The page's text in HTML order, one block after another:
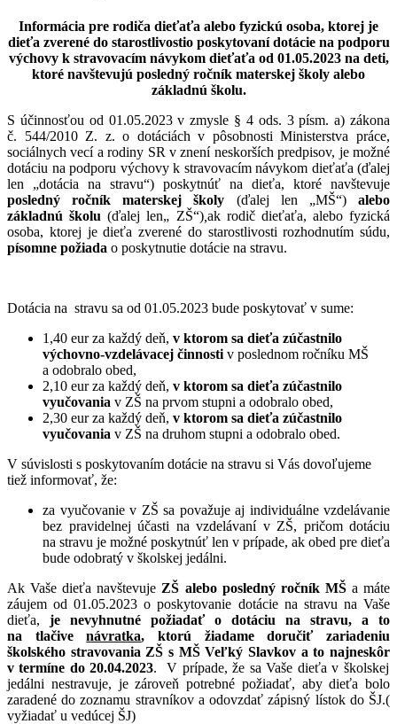
Informácia pre rodiča dieťaťa alebo fyzickú osoba, ktorej je
dieťa zverené do starostlivostio poskytovaní dotácie na podporu
výchovy k stravovacím návykom dieťaťa od 01.05.2023 na deti,
ktoré navštevujú posledný ročník materskej školy alebo
základnú školu.
S účinnosťou od 01.05.2023 v zmysle § 4 ods. 3 písm. a) zákona
č. 544/2010 Z. z. o dotáciách v pôsobnosti Ministerstva práce,
sociálnych vecí a rodiny SR v znení neskorších predpisov, je možné
dotáciu na podporu výchovy k stravovacím návykom dieťaťa (ďalej
len „dotácia na stravu“) poskytnúť na dieťa, ktoré navštevuje
posledný ročník materskej školy (ďalej len „MŠ“)alebo
základnú školu(ďalej len„ ZŠ“), ak rodič dieťaťa, alebo fyzická
osoba, ktorej je dieťa zverené do starostlivosti rozhodnutím súdu,
písomne požiada o poskytnutie dotácie na stravu.
Dotácia na stravu sa od 01.05.2023 bude poskytovať v sume:
1,40 eur za každý deň, v ktorom sa dieťa zúčastnilo
výchovno-vzdelávacej činnosti v poslednom ročníku MŠ
a odobralo obed,
2,10 eur za každý deň, v ktorom sa dieťa zúčastnilo
vyučovania v ZŠ na prvom stupni a odobralo obed,
2,30 eur za každý deň, v ktorom sa dieťa zúčastnilo
vyučovania v ZŠ na druhom stupni a odobralo obed.
V súvislosti s poskytovaním dotácie na stravu si Vás dovoľujeme
tiež informovať, že:
za vyučovanie v ZŠ sa považuje aj individuálne vzdelávanie
bez pravidelnej účasti na vzdelávaní v ZŠ, pričom dotáciu
na stravu je možné poskytnúť len v prípade, ak obed pre dieťa
bude odobratý v školskej jedálni.
Ak Vaše dieťa navštevuje ZŠ alebo posledný ročník MŠ a máte
záujem od 01.05.2023 o poskytovanie dotácie na stravu na Vaše
dieťa, je nevyhnutné požiadať o dotáciu na stravu, a to
na tlačivenávratka, ktorú žiadame doručiť zariadeniu
školského stravovania ZŠ s MŠ Veľký Slavkov a to najneskôr
v termíne do 20.04.2023. V prípade, že sa Vaše dieťa v školskej
jedálni nestravuje, je zároveň potrebné požiadať, aby dieťa bolo
zaradené do zoznamu stravníkov a odovzdať zápisný lístok do ŠJ.(
vyžiadať u vedúcej ŠJ)